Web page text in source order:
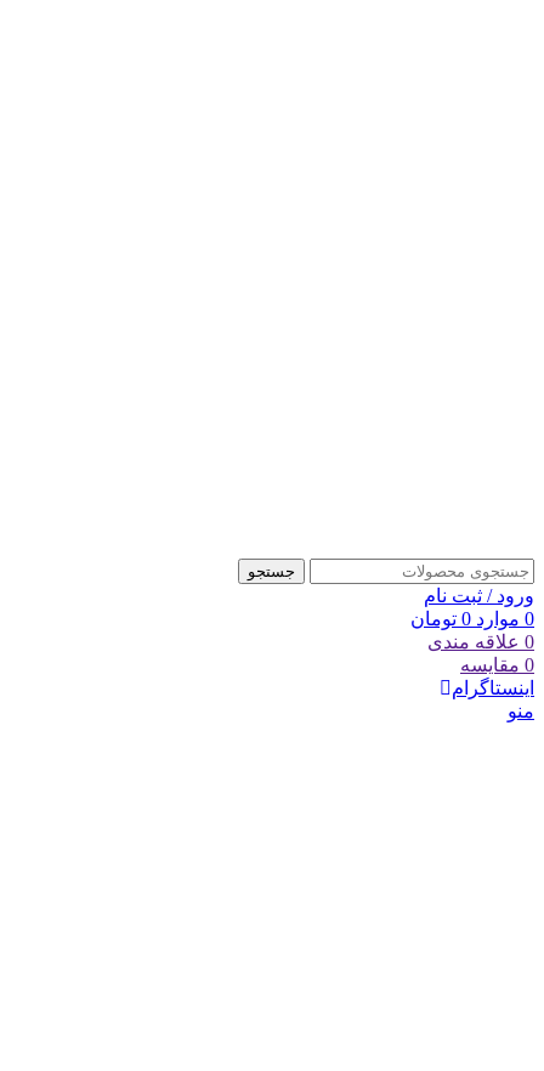
جستجو
ورود / ثبت نام
0 موارد 0 تومان
0 علاقه مندی
0 مقایسه
اینستاگرام
منو